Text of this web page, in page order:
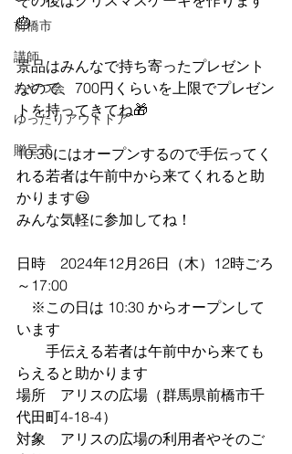
前橋市
講師
おやつ会
ゆったりアウトドア
贈呈式
🎂
景品はみんなで持ち寄ったプレゼント
なので、700円くらいを上限でプレゼン
トを持ってきてね🎁
10:30にはオープンするので手伝ってく
れる若者は午前中から来てくれると助
かります😃
みんな気軽に参加してね！
日時　2024年12月26日（木）12時ごろ
～17:00
※この日は 10:30 からオープンして
います
手伝える若者は午前中から来ても
らえると助かります
場所　アリスの広場（群馬県前橋市千
代田町4-18-4）
対象　アリスの広場の利用者やそのご